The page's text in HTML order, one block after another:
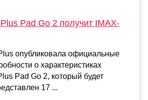
Pad Go 2 получит IMAX-
опубликовала официальные
о характеристиках
Pad Go 2, который будет
17 ...